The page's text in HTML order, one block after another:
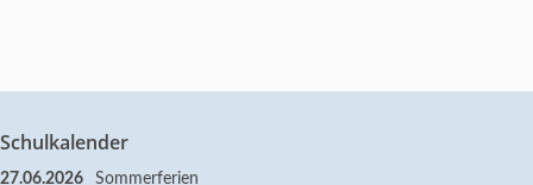
Schulkalender
27.06.2026
Sommerferien